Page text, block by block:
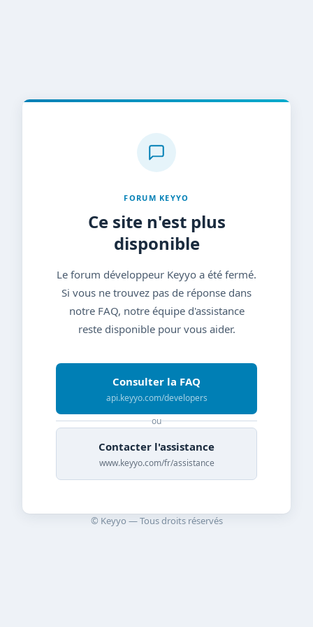
FORUM KEYYO
Ce site n'est plus
disponible
Le forum développeur Keyyo a été fermé.
Si vous ne trouvez pas de réponse dans
notre FAQ, notre équipe d'assistance
reste disponible pour vous aider.
Consulter la FAQ
api.keyyo.com/developers
ou
Contacter l'assistance
www.keyyo.com/fr/assistance
© Keyyo — Tous droits réservés